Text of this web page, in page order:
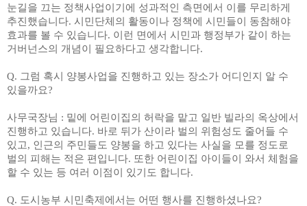
눈길을 끄는 정책사업이기에 성과적인 측면에서 이를 무리하게
추진했습니다. 시민단체의 활동이나 정책에 시민들이 동참해야
효과를 볼 수 있습니다. 이런 면에서 시민과 행정부가 같이 하는
거버넌스의 개념이 필요하다고 생각합니다.
Q. 그럼 혹시 양봉사업을 진행하고 있는 장소가 어디인지 알 수
있을까요?
사무국장님 : 밑에 어린이집의 허락을 맡고 일반 빌라의 옥상에서
진행하고 있습니다. 바로 뒤가 산이라 벌의 위험성도 줄어들 수
있고, 인근의 주민들도 양봉을 하고 있다는 사실을 모를 정도로
벌의 피해는 적은 편입니다. 또한 어린이집 아이들이 와서 체험을
할 수 있는 등 여러 이점이 있기도 합니다.
Q. 도시농부 시민축제에서는 어떤 행사를 진행하셨나요?